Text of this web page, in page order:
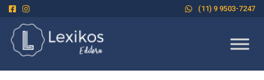
(11) 9 9503-7247